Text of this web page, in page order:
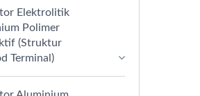
Elektrolitik
Polimer
(Struktur
Terminal)